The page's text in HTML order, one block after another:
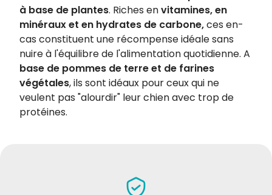
à base de plantes. Riches envitamines, en
minéraux et en hydrates de carbone,ces en-
cas constituent une récompense idéale sans
nuire à l'équilibre de l'alimentation quotidienne. A
base de pommes de terre et de farines
végétales, ils sont idéaux pour ceux qui ne
veulent pas "alourdir" leur chien avec trop de
protéines.